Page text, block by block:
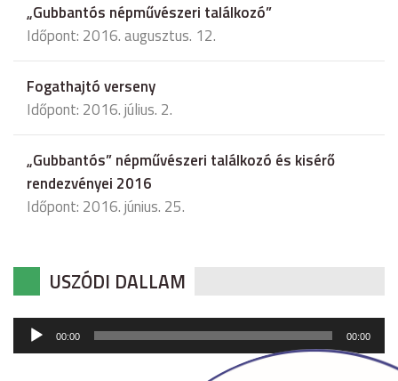
„Gubbantós népművészeri találkozó”
Időpont: 2016. augusztus. 12.
Fogathajtó verseny
Időpont: 2016. július. 2.
„Gubbantós” népművészeri találkozó és kisérő
rendezvényei 2016
Időpont: 2016. június. 25.
USZÓDI DALLAM
Audió
lejátszó
00:00 00:00